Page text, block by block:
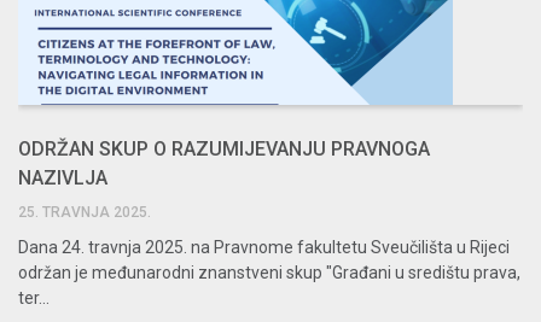
ODRŽAN SKUP O RAZUMIJEVANJU PRAVNOGA
NAZIVLJA
25. TRAVNJA 2025.
Dana 24. travnja 2025. na Pravnome fakultetu Sveučilišta u Rijeci
održan je međunarodni znanstveni skup "Građani u središtu prava,
ter...